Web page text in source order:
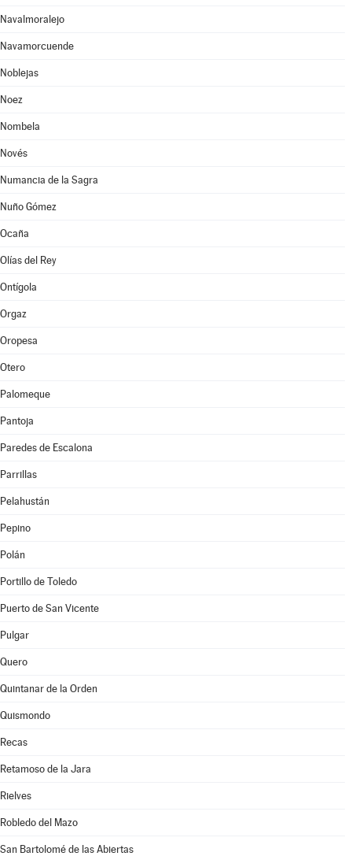
Navalmoralejo
Navamorcuende
Noblejas
Noez
Nombela
Novés
Numancia de la Sagra
Nuño Gómez
Ocaña
Olías del Rey
Ontígola
Orgaz
Oropesa
Otero
Palomeque
Pantoja
Paredes de Escalona
Parrillas
Pelahustán
Pepino
Polán
Portillo de Toledo
Puerto de San Vicente
Pulgar
Quero
Quintanar de la Orden
Quismondo
Recas
Retamoso de la Jara
Rielves
Robledo del Mazo
San Bartolomé de las Abiertas